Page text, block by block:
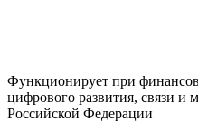
Функционирует при
цифрового развития, связи и
Российской Федерации